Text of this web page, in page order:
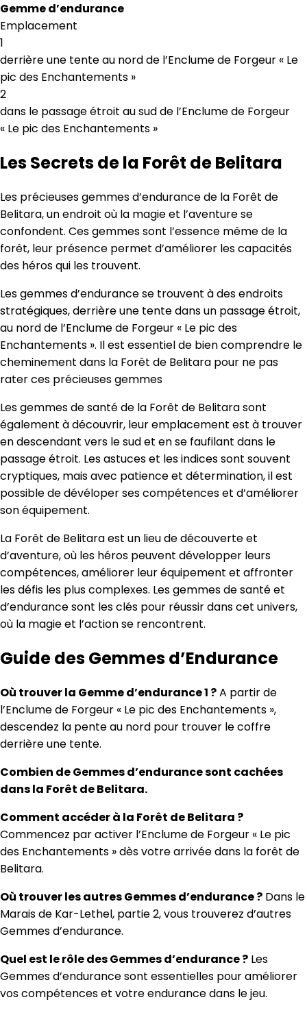
Gemme d’endurance
Emplacement
1
derrière une tente au nord de l’Enclume de Forgeur « Le
pic des Enchantements »
2
dans le passage étroit au sud de l’Enclume de Forgeur
« Le pic des Enchantements »
Les Secrets de la Forêt de Belitara
Les précieuses gemmes d’endurance de la Forêt de
Belitara, un endroit où la magie et l’aventure se
confondent. Ces gemmes sont l’essence même de la
forêt, leur présence permet d’améliorer les capacités
des héros qui les trouvent.
Les gemmes d’endurance se trouvent à des endroits
stratégiques, derrière une tente dans un passage étroit,
au nord de l’Enclume de Forgeur « Le pic des
Enchantements ». Il est essentiel de bien comprendre le
cheminement dans la Forêt de Belitara pour ne pas
rater ces précieuses gemmes
Les gemmes de santé de la Forêt de Belitara sont
également à découvrir, leur emplacement est à trouver
en descendant vers le sud et en se faufilant dans le
passage étroit. Les astuces et les indices sont souvent
cryptiques, mais avec patience et détermination, il est
possible de dévéloper ses compétences et d’améliorer
son équipement.
La Forêt de Belitara est un lieu de découverte et
d’aventure, où les héros peuvent développer leurs
compétences, améliorer leur équipement et affronter
les défis les plus complexes. Les gemmes de santé et
d’endurance sont les clés pour réussir dans cet univers,
où la magie et l’action se rencontrent.
Guide des Gemmes d’Endurance
Où trouver la Gemme d’endurance 1 ?A partir de
l’Enclume de Forgeur « Le pic des Enchantements »,
descendez la pente au nord pour trouver le coffre
derrière une tente.
Combien de Gemmes d’endurance sont cachées
dans la Forêt de Belitara.
Comment accéder à la Forêt de Belitara ?
Commencez par activer l’Enclume de Forgeur « Le pic
des Enchantements » dès votre arrivée dans la forêt de
Belitara.
Où trouver les autres Gemmes d’endurance ? Dans le
Marais de Kar-Lethel, partie 2, vous trouverez d’autres
Gemmes d’endurance.
Quel est le rôle des Gemmes d’endurance ? Les
Gemmes d’endurance sont essentielles pour améliorer
vos compétences et votre endurance dans le jeu.